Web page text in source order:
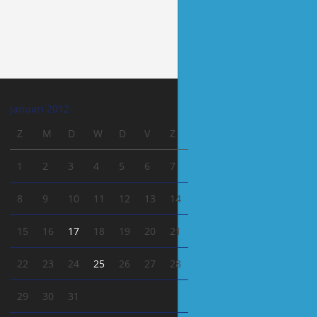
januari 2012
Z
M D W D V Z
1 2 3 4 5 6 7
8 9 10 11 12 13 14
15 16 17 18 19 20 21
22 23 24 25 26 27 28
29 30 31